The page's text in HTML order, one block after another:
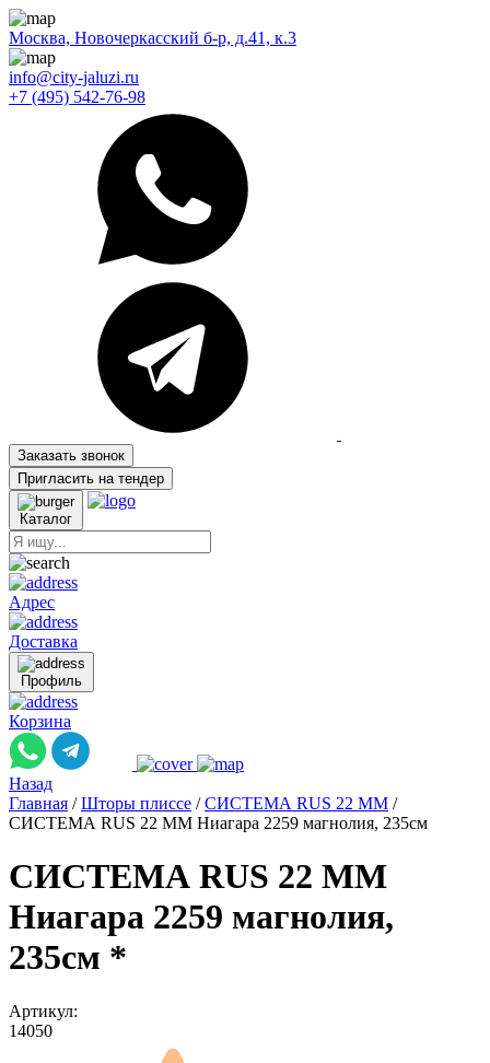
Москва, Новочеркасский б-р, д.41, к.3
info@city-jaluzi.ru
+7 (495) 542-76-98
Заказать звонок
Пригласить на тендер
Каталог
Адрес
Доставка
Профиль
Корзина
Назад
Главная / Шторы плиссе / СИСТЕМА RUS 22 ММ /
СИСТЕМА RUS 22 ММ Ниагара 2259 магнолия, 235см
СИСТЕМА RUS 22 ММ
Ниагара 2259 магнолия,
235см *
Артикул:
14050